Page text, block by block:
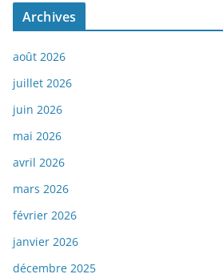
Archives
août 2026
juillet 2026
juin 2026
mai 2026
avril 2026
mars 2026
février 2026
janvier 2026
décembre 2025